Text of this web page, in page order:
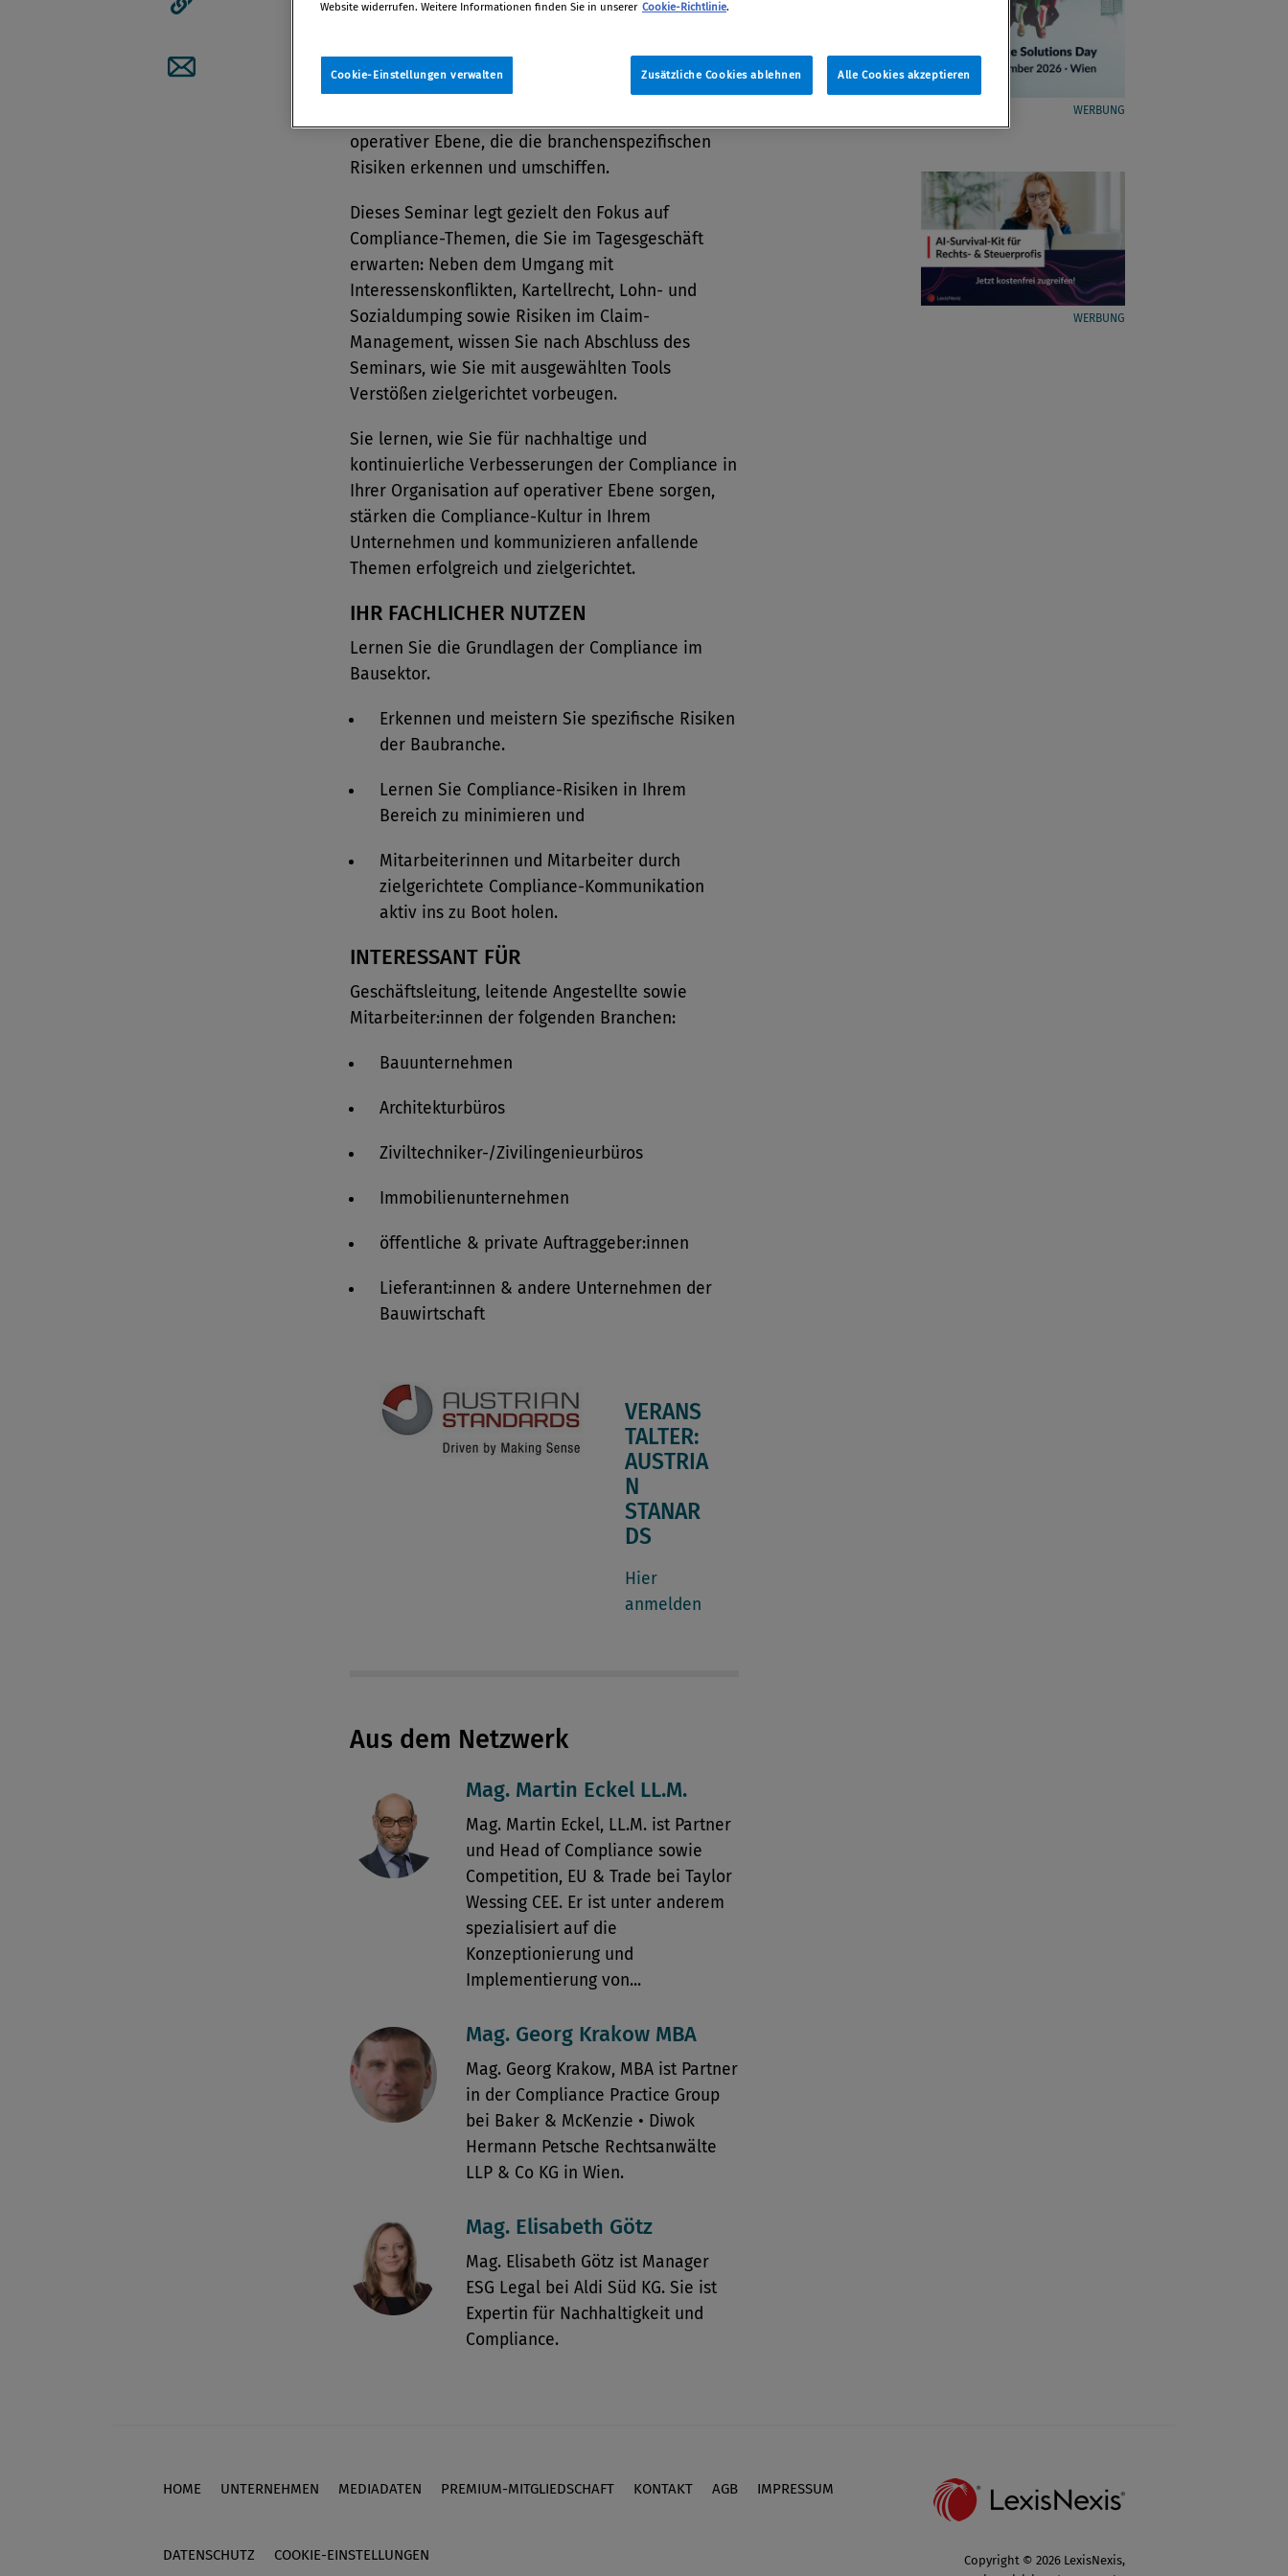
Artikel per Mail teilen
(Chief)Compliance Officer: Erfolgreich gelebte
Regelkonformität im Unternehmen benötigt
operativer Ebene, die die branchenspezifischen
Risiken erkennen und umschiffen.
Dieses Seminar legt gezielt den Fokus auf
Compliance-Themen, die Sie im Tagesgeschäft
erwarten: Neben dem Umgang mit
Interessenskonflikten, Kartellrecht, Lohn- und
Sozialdumping sowie Risiken im Claim-
Management, wissen Sie nach Abschluss des
Seminars, wie Sie mit ausgewählten Tools
Verstößen zielgerichtet vorbeugen.
Sie lernen, wie Sie für nachhaltige und
kontinuierliche Verbesserungen der Compliance in
Ihrer Organisation auf operativer Ebene sorgen,
stärken die Compliance-Kultur in Ihrem
Unternehmen und kommunizieren anfallende
Themen erfolgreich und zielgerichtet.
IHR FACHLICHER NUTZEN
Lernen Sie die Grundlagen der Compliance im
Bausektor.
Erkennen und meistern Sie spezifische Risiken
der Baubranche.
Lernen Sie Compliance-Risiken in Ihrem
Bereich zu minimieren und
Mitarbeiterinnen und Mitarbeiter durch
zielgerichtete Compliance-Kommunikation
aktiv ins zu Boot holen.
INTERESSANT FÜR
Geschäftsleitung, leitende Angestellte sowie
Mitarbeiter:innen der folgenden Branchen:
Bauunternehmen
Architekturbüros
Ziviltechniker-/Zivilingenieurbüros
Immobilienunternehmen
öffentliche & private Auftraggeber:innen
Lieferant:innen & andere Unternehmen der
Bauwirtschaft
VERANS
TALTER:
AUSTRIA
N
STANAR
DS
Hier
anmelden
Aus dem Netzwerk
Mag. Martin Eckel LL.M.
Mag. Martin Eckel, LL.M. ist Partner
und Head of Compliance sowie
Competition, EU & Trade bei Taylor
Wessing CEE. Er ist unter anderem
spezialisiert auf die
Konzeptionierung und
Implementierung von...
Mag. Georg Krakow MBA
Mag. Georg Krakow, MBA ist Partner
in der Compliance Practice Group
bei Baker & McKenzie • Diwok
Hermann Petsche Rechtsanwälte
LLP & Co KG in Wien.
Mag. Elisabeth Götz
Mag. Elisabeth Götz ist Manager
ESG Legal bei Aldi Süd KG. Sie ist
Expertin für Nachhaltigkeit und
Compliance.
WERBUNG
WERBUNG
Footer
HOME UNTERNEHMEN MEDIADATEN PREMIUM-MITGLIEDSCHAFT KONTAKT AGB IMPRESSUM
DATENSCHUTZ COOKIE-EINSTELLUNGEN
Copyright © 2026 LexisNexis,
Website widerrufen. Weitere Informationen finden Sie in unserer Cookie-Richtlinie.
Zusätzliche Cookies ablehnen Alle Cookies akzeptieren
Cookie-Einstellungen verwalten